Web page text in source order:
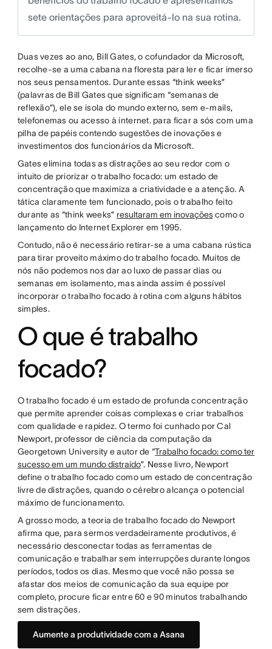
sete orientações para aproveitá-lo na sua rotina.
Duas vezes ao ano, Bill Gates, o cofundador da Microsoft,
recolhe-se a uma cabana na floresta para ler e ficar imerso
nos seus pensamentos. Durante essas “think weeks”
(palavras de Bill Gates que significam “semanas de
reflexão”), ele se isola do mundo externo, sem e-mails,
telefonemas ou acesso à internet. para ficar a sós com uma
pilha de papéis contendo sugestões de inovações e
investimentos dos funcionários da Microsoft.
Gates elimina todas as distrações ao seu redor com o
intuito de priorizar o trabalho focado: um estado de
concentração que maximiza a criatividade e a atenção. A
tática claramente tem funcionado, pois o trabalho feito
durante as “think weeks” resultaram em inovaçõescomo o
lançamento do Internet Explorer em 1995.
Contudo, não é necessário retirar-se a uma cabana rústica
para tirar proveito máximo do trabalho focado. Muitos de
nós não podemos nos dar ao luxo de passar dias ou
semanas em isolamento, mas ainda assim é possível
incorporar o trabalho focado à rotina com alguns hábitos
simples.
O que é trabalho
focado?
O trabalho focado é um estado de profunda concentração
que permite aprender coisas complexas e criar trabalhos
com qualidade e rapidez. O termo foi cunhado por Cal
Newport, professor de ciência da computação da
Georgetown University e autor de “Trabalho focado: como ter
sucesso em um mundo distraído”. Nesse livro, Newport
define o trabalho focado como um estado de concentração
livre de distrações, quando o cérebro alcança o potencial
máximo de funcionamento.
A grosso modo, a teoria de trabalho focado do Newport
afirma que, para sermos verdadeiramente produtivos, é
necessário desconectar todas as ferramentas de
comunicação e trabalhar sem interrupções durante longos
períodos, todos os dias. Mesmo que você não possa se
afastar dos meios de comunicação da sua equipe por
completo, procure ficar entre 60 e 90 minutos trabalhando
sem distrações.
Aumente a produtividade com a Asana